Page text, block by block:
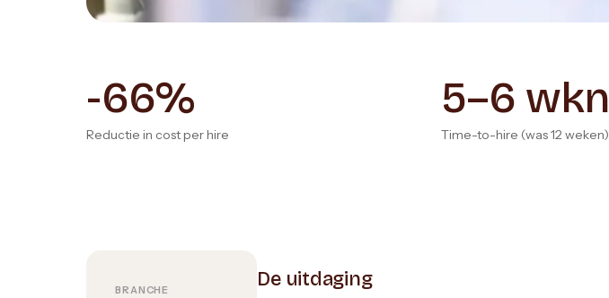
-66%
Reductie in cost per hire
5–6 wkn
Time-to-hire (was 12 weken)
BRANCHE De uitdaging